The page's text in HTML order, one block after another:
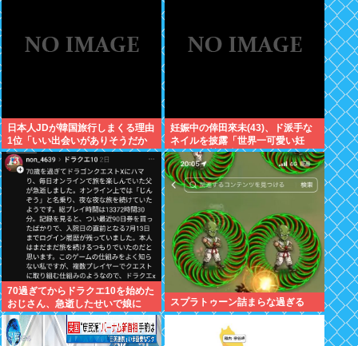
日本人JDが韓国旅行しまくる理由
1位「いい出会いがありそうだか
ら」
妊娠中の倖田來未(43)、ド派手な
ネイルを披露「世界一可愛い妊
婦」と称賛の声
70過ぎてからドラクエ10を始めた
おじさん、急逝したせいで娘に
色々開示されてしまう
スプラトゥーン詰まらな過ぎる